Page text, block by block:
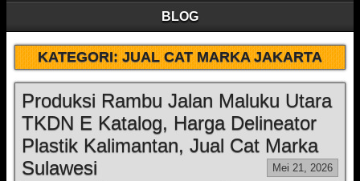
BLOG
KATEGORI:JUAL CAT MARKA JAKARTA
Produksi Rambu Jalan Maluku Utara
TKDN E Katalog, Harga Delineator
Plastik Kalimantan, Jual Cat Marka
Sulawesi
Mei 21, 2026